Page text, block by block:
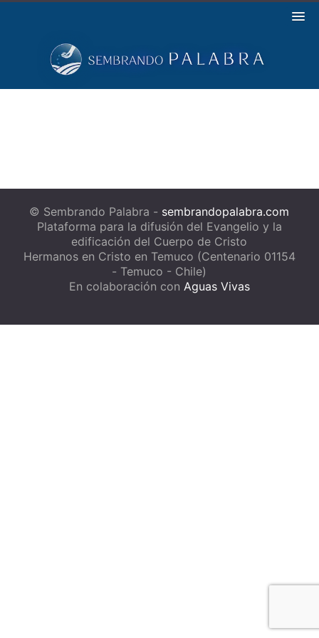
© Sembrando Palabra - sembrandopalabra.com
Plataforma para la difusión del Evangelio y la
edificación del Cuerpo de Cristo
Hermanos en Cristo en Temuco (Centenario 01154
- Temuco - Chile)
En colaboración con Aguas Vivas